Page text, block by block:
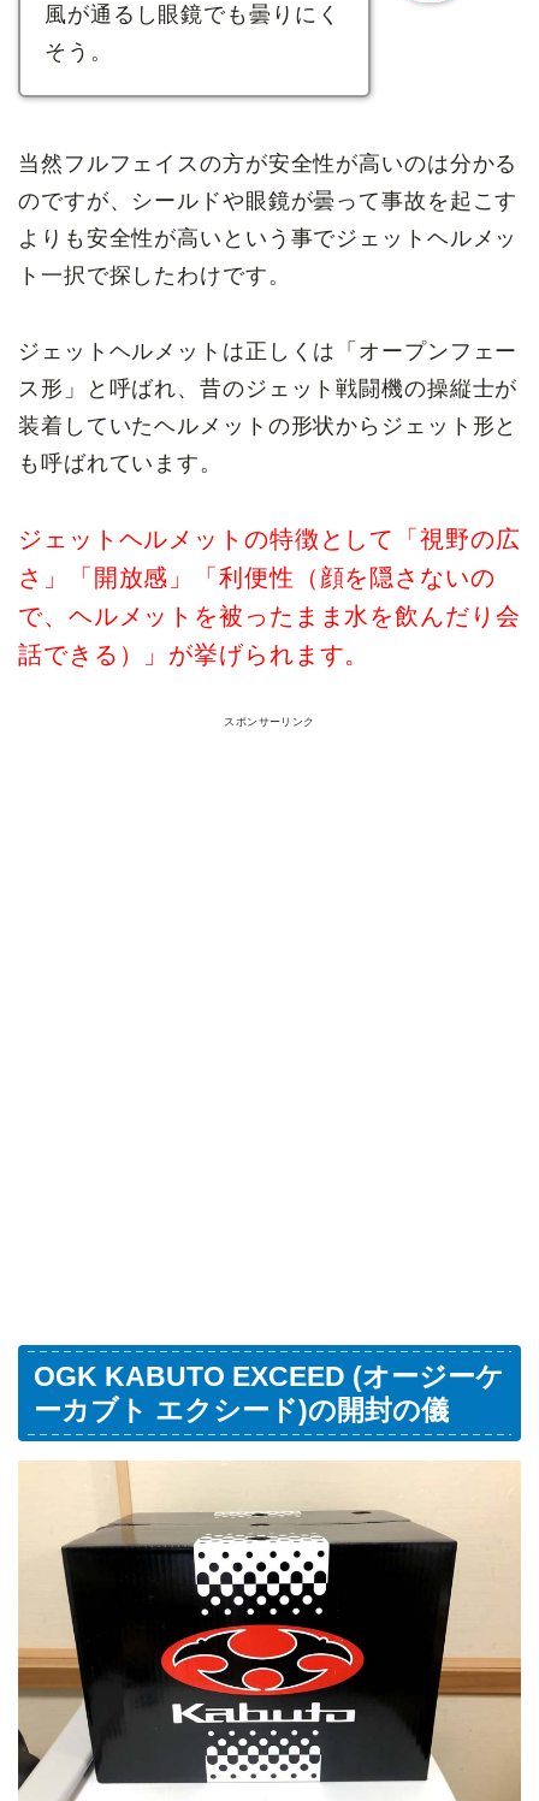
風が通るし眼鏡でも曇りにく
そう。
当然フルフェイスの方が安全性が高いのは分かる
のですが、シールドや眼鏡が曇って事故を起こす
よりも安全性が高いという事でジェットヘルメッ
ト一択で探したわけです。
ジェットヘルメットは正しくは「オープンフェー
ス形」と呼ばれ、昔のジェット戦闘機の操縦士が
装着していたヘルメットの形状からジェット形と
も呼ばれています。
ジェットヘルメットの特徴として「視野の広
さ」「開放感」「利便性（顔を隠さないの
で、ヘルメットを被ったまま水を飲んだり会
話できる）」が挙げられます。
スポンサーリンク
OGK KABUTO EXCEED (オージーケ
ーカブト エクシード)の開封の儀